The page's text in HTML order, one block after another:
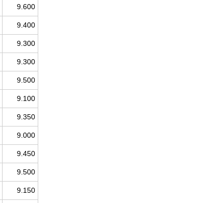
9.600
9.400
9.300
9.300
9.500
9.100
9.350
9.000
9.450
9.500
9.150